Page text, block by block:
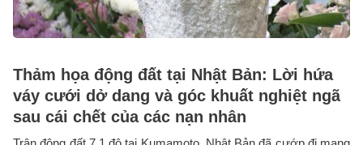
Thảm họa động đất tại Nhật Bản: Lời hứa
váy cưới dở dang và góc khuất nghiệt ngã
sau cái chết của các nạn nhân